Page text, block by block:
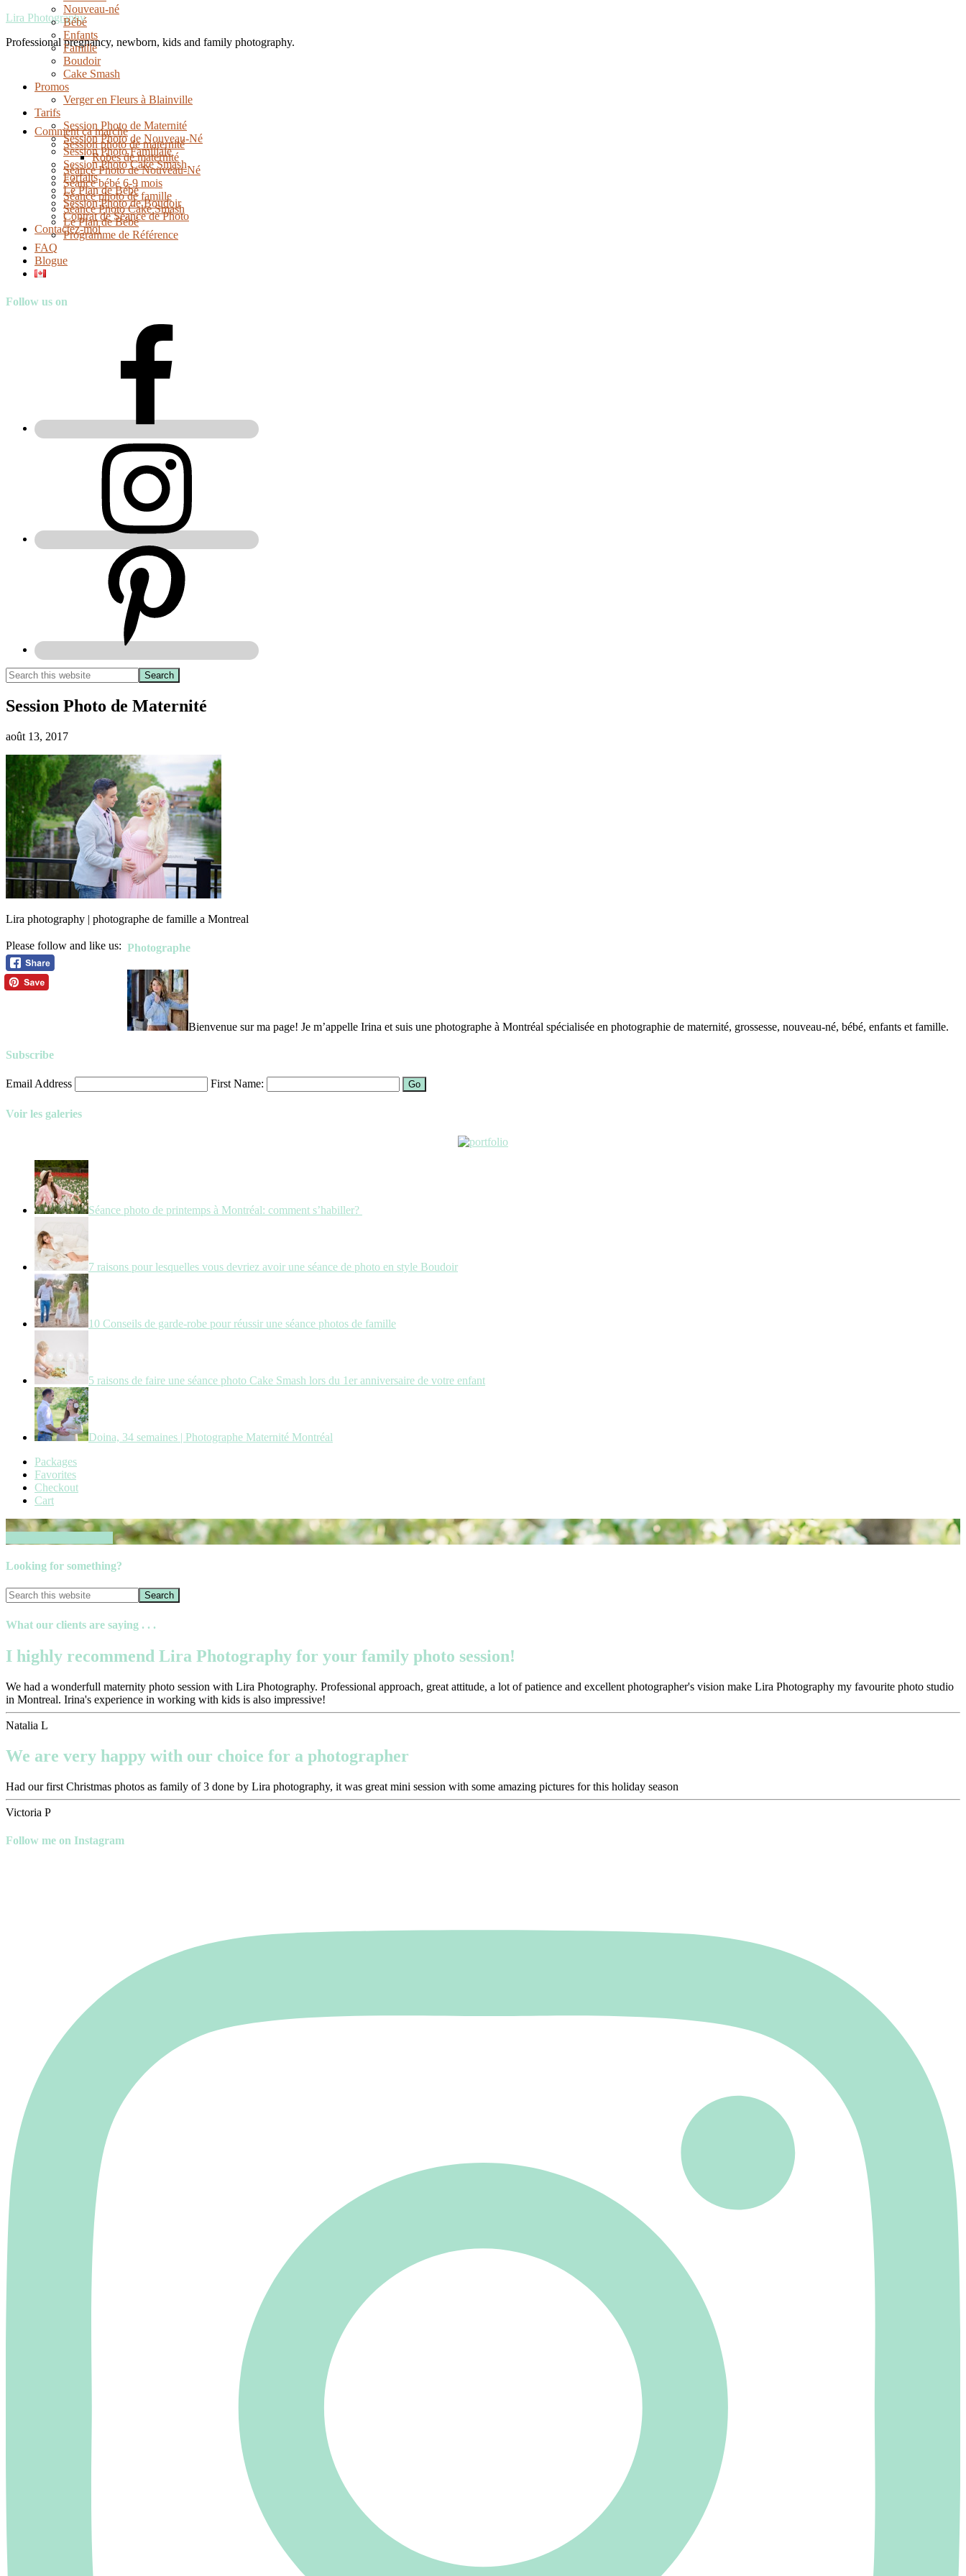
Lira Photography
Professional pregnancy, newborn, kids and family photography.
Nouveau-né
Bébé
Enfants
Famille
Boudoir
Cake Smash
Promos
Verger en Fleurs à Blainville
Tarifs
Session Photo de Maternité
Session Photo de Nouveau-Né
Session Photo Familiale
Session Photo Cake Smash
Forfaits
Le Plan de Bébé
Session Photo de Boudoir
Contrat de Séance de Photo
Contactez-moi
Comment ça marche
Session photo de maternité
Robes de maternité
Séance Photo de Nouveau-Né
Séance bébé 6-9 mois
Séance photo de famille
Séance Photo Cake Smash
Le Plan de Bébé
Programme de Référence
FAQ
Blogue
Follow us on
Session Photo de Maternité
août 13, 2017
Lira photography | photographe de famille a Montreal
Please follow and like us: Photographe
Bienvenue sur ma page! Je m’appelle Irina et suis une photographe à Montréal spécialisée en photographie de maternité, grossesse, nouveau-né, bébé, enfants et famille.
Subscribe
Email Address First Name: Go
Voir les galeries
Séance photo de printemps à Montréal: comment s’habiller?
7 raisons pour lesquelles vous devriez avoir une séance de photo en style Boudoir
10 Conseils de garde-robe pour réussir une séance photos de famille
5 raisons de faire une séance photo Cake Smash lors du 1er anniversaire de votre enfant
Doina, 34 semaines | Photographe Maternité Montréal
Packages
Favorites
Checkout
Cart
Looking for something?
What our clients are saying . . .
I highly recommend Lira Photography for your family photo session!
We had a wonderfull maternity photo session with Lira Photography. Professional approach, great attitude, a lot of patience and excellent photographer's vision make Lira Photography my favourite photo studio
in Montreal. Irina's experience in working with kids is also impressive!
Natalia L
We are very happy with our choice for a photographer
Had our first Christmas photos as family of 3 done by Lira photography, it was great mini session with some amazing pictures for this holiday season
Victoria P
Follow me on Instagram